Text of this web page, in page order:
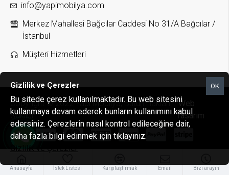
info@yapimobilya.com
Merkez Mahallesi Bağcılar Caddesi No 31/A Bağcılar /
İstanbul
Müşteri Hizmetleri
Copyright © 2022 Yapı Mobilya, Bütün Hakları
Saklıdır.
Web
Tasarım
Anasayfa İstek Listesi Karşılaştırmak Email Bizi arayın
OK
Gizlilik ve Çerezler
Bu sitede çerez kullanılmaktadır. Bu web sitesini
kullanmaya devam ederek bunların kullanımını kabul
edersiniz. Çerezlerin nasıl kontrol edileceğine dair,
daha fazla bilgi edinmek için tıklayınız.
Gizlilik ve Çerezler